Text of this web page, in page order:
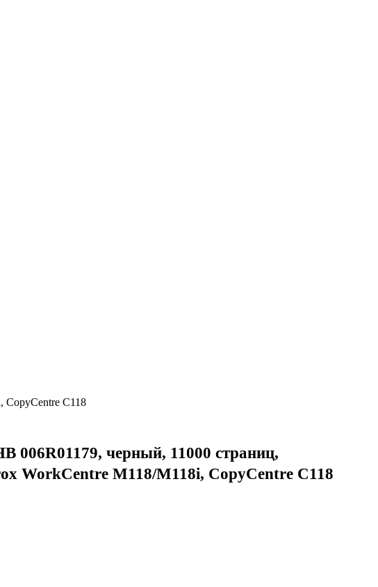
CopyCentre C118
006R01179, черный, 11000 страниц,
WorkCentre M118/M118i, CopyCentre C118